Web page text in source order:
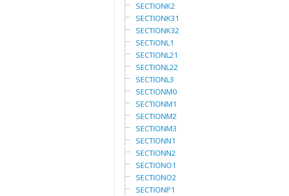
SECTIONK2
SECTIONK31
SECTIONK32
SECTIONL1
SECTIONL21
SECTIONL22
SECTIONL3
SECTIONM0
SECTIONM1
SECTIONM2
SECTIONM3
SECTIONN1
SECTIONN2
SECTIONO1
SECTIONO2
SECTIONP1